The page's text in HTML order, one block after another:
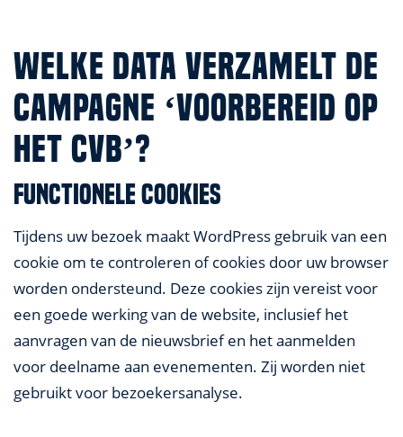
WELKE DATA VERZAMELT DE
CAMPAGNE ‘VOORBEREID OP
HET CVB’?
Functionele cookies
Tijdens uw bezoek maakt WordPress gebruik van een
cookie om te controleren of cookies door uw browser
worden ondersteund. Deze cookies zijn vereist voor
een goede werking van de website, inclusief het
aanvragen van de nieuwsbrief en het aanmelden
voor deelname aan evenementen. Zij worden niet
gebruikt voor bezoekersanalyse.